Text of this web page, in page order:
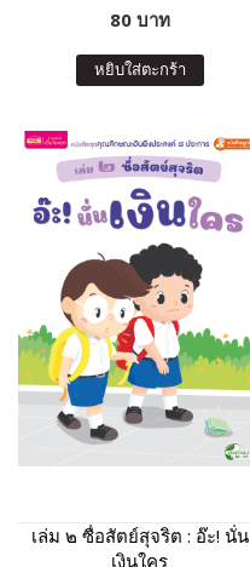
80 บาท
หยิบใส่ตะกร้า
เล่ม ๒ ซื่อสัตย์สุจริต : อ๊ะ! นั่น
เงินใคร